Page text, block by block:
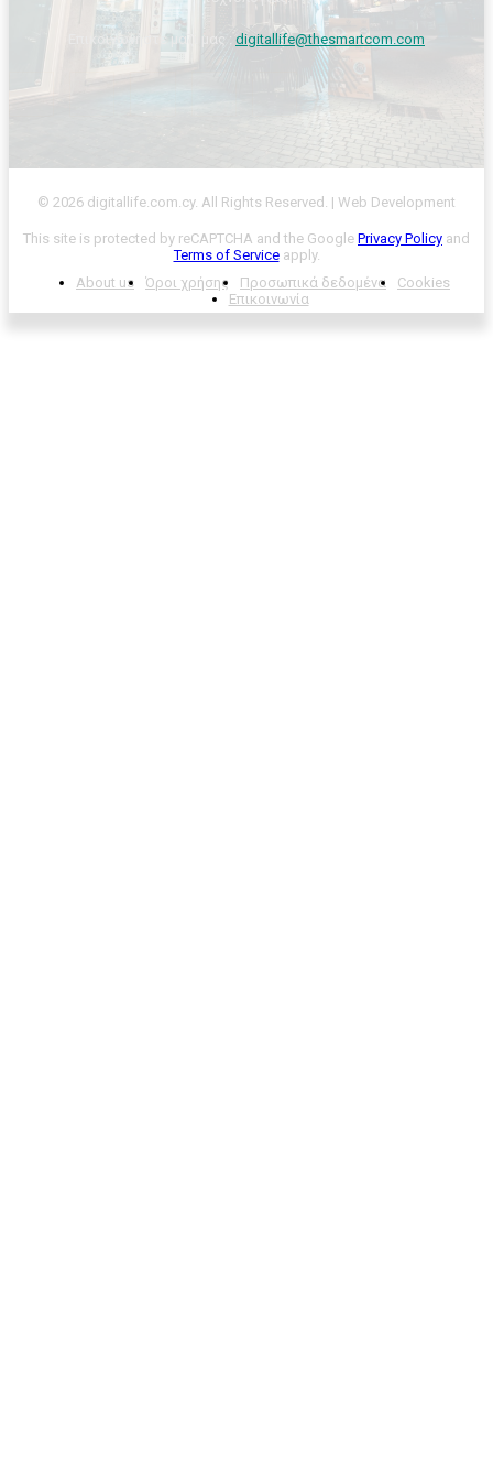
Επικοινωνήστε μαζί μας : digitallife@thesmartcom.com
© 2026 digitallife.com.cy. All Rights Reserved. | Web Development
This site is protected by reCAPTCHA and the Google Privacy Policy and
Terms of Serviceapply.
About us
Όροι χρήσης Προσωπικά δεδομένα
Cookies
Επικοινωνία